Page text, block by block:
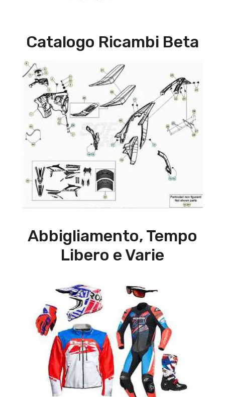
Catalogo Ricambi Beta
Abbigliamento, Tempo
Libero e Varie